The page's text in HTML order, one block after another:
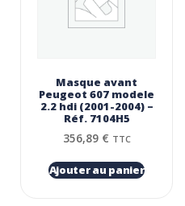
Masque avant
Peugeot 607 modele
2.2 hdi (2001-2004) –
Réf. 7104H5
356,89 € TTC
Ajouter au panier